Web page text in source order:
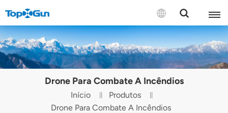
CONTATE-NOS
English
Español
Русский
Drone Para Combate A Incêndios
Início
Produtos
Drone Para Combate A Incêndios